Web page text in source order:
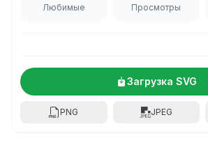
Любимые Просмотры
Загрузка SVG
PNG JPEG